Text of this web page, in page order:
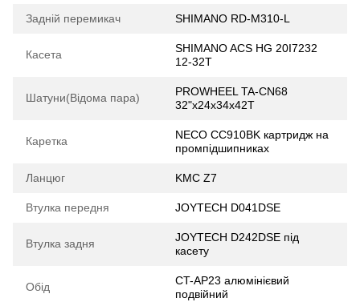
Задній перемикач SHIMANO RD-M310-L
Касета
SHIMANO ACS HG 20I7232
12-32Т
Шатуни(Відома пара)
PROWHEEL TA-CN68
32"x24x34x42T
Каретка
NECO CC910BK картридж на
промпідшипниках
Ланцюг KMC Z7
Втулка передня JOYTECH D041DSE
Втулка задня
JOYTECH D242DSE під
касету
Обід
CT-AP23 алюмінієвий
подвійний